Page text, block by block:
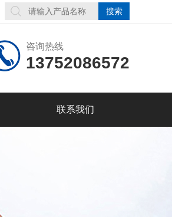
咨询热线
13752086572
联系我们